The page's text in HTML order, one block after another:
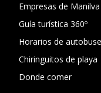
Empresas de Manilva
Guía turística 360º
Horarios de
Chiringuitos de playa
Donde comer